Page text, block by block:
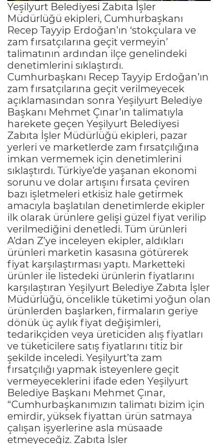
Yeşilyurt Belediyesi Zabıta İşler
Müdürlüğü ekipleri, Cumhurbaşkanı
Recep Tayyip Erdoğan’ın ‘stokçulara ve
zam fırsatçılarına geçit vermeyin’
talimatının ardından ilçe genelindeki
denetimlerini sıklaştırdı.
Cumhurbaşkanı Recep Tayyip Erdoğan’ın
zam fırsatçılarına geçit verilmeyecek
açıklamasından sonra Yeşilyurt Belediye
Başkanı Mehmet Çınar’ın talimatıyla
harekete geçen Yeşilyurt Belediyesi
Zabıta İşler Müdürlüğü ekipleri, pazar
yerleri ve marketlerde zam fırsatçılığına
imkan vermemek için denetimlerini
sıklaştırdı. Türkiye’de yaşanan ekonomi
sorunu ve dolar artışını fırsata çeviren
bazı işletmeleri etkisiz hale getirmek
amacıyla başlatılan denetimlerde ekipler
ilk olarak ürünlere gelişi güzel fiyat verilip
verilmediğini denetledi. Tüm ürünleri
A’dan Z’ye inceleyen ekipler, aldıkları
ürünleri marketin kasasına götürerek
fiyat karşılaştırması yaptı. Marketteki
ürünler ile listedeki ürünlerin fiyatlarını
karşılaştıran Yeşilyurt Belediye Zabıta İşler
Müdürlüğü, öncelikle tüketimi yoğun olan
ürünlerden başlarken, firmaların geriye
dönük üç aylık fiyat değişimleri,
tedarikçiden veya üreticiden alış fiyatları
ve tüketicilere satış fiyatlarını titiz bir
şekilde inceledi. Yeşilyurt’ta zam
fırsatçılığı yapmak isteyenlere geçit
vermeyeceklerini ifade eden Yeşilyurt
Belediye Başkanı Mehmet Çınar,
“Cumhurbaşkanımızın talimatı bizim için
emirdir, yüksek fiyattan ürün satmaya
çalışan işyerlerine asla müsaade
etmeyeceğiz. Zabıta İşler